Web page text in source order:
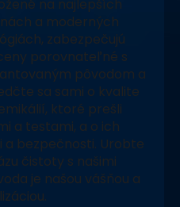
na najlepších
a moderných
zabezpečujú
porovnateľné s
pôvodom a
sa sami o kvalite
ktoré prešli
a testami, a o ich
a bezpečnosti. Urobte
čistoty s našimi
je našou vášňou a